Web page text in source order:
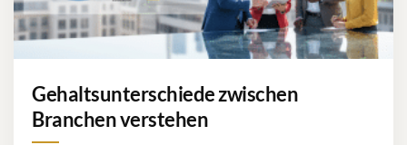
Gehaltsunterschiede zwischen
Branchen verstehen